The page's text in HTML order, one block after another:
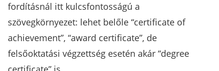
fordításnál itt kulcsfontosságú a
szövegkörnyezet: lehet belőle “certificate of
achievement”, “award certificate”, de
felsőoktatási végzettség esetén akár “degree